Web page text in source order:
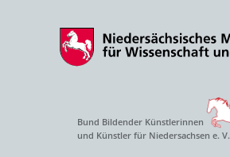
Bund Bildender Künstlerinnen
und Künstler für Niedersachsen e. V.